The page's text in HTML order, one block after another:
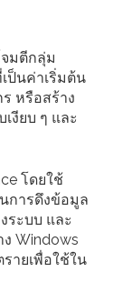
มตีกลุ่ม
ป็นค่าเริ่มต้น
หรือสร้าง
งียบ ๆ และ
โดยใช้
การดึงข้อมูล
ระบบ และ
Windows
ายเพื่อใช้ใน